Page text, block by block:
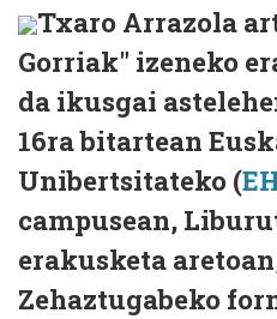
Txaro Arrazola
Gorriak" izeneko
da ikusgai
16ra bitartean
Unibertsitateko (
campusean,
erakusketa
Zehaztugabeko